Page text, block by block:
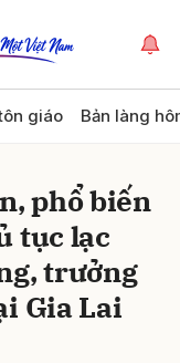
giáo Bản làng
phổ biến
tục lạc
trưởng
Gia Lai